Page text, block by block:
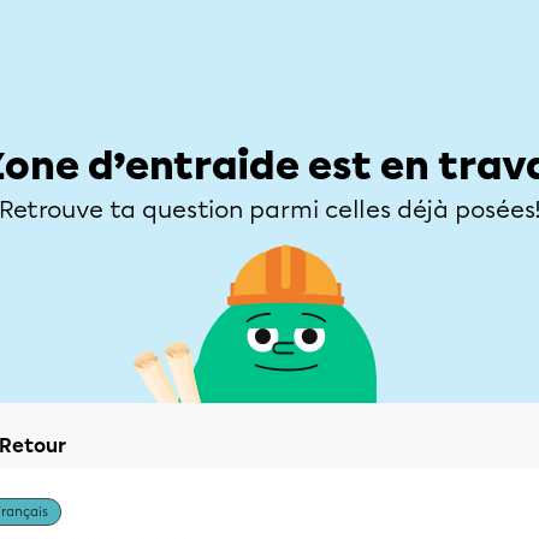
d’entraide est en
Retrouve ta question parmi celles déjà
Retour